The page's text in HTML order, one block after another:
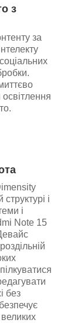
з
за
освітлення
і
і
Note 15
без